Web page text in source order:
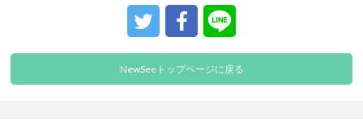
NewSeeトップページに戻る